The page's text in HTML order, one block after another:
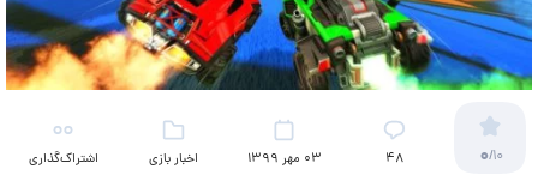
0/10
48 03 مهر 1399 اخبار بازی اشتراک‌گذاری